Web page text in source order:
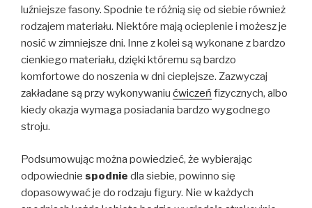
luźniejsze fasony. Spodnie te różnią się od siebie również
rodzajem materiału. Niektóre mają ocieplenie i możesz je
nosić w zimniejsze dni. Inne z kolei są wykonane z bardzo
cienkiego materiału, dzięki któremu są bardzo
komfortowe do noszenia w dni cieplejsze. Zazwyczaj
zakładane są przy wykonywaniu ćwiczeń fizycznych, albo
kiedy okazja wymaga posiadania bardzo wygodnego
stroju.
Podsumowując można powiedzieć, że wybierając
odpowiednie spodnie dla siebie, powinno się
dopasowywać je do rodzaju figury. Nie w każdych